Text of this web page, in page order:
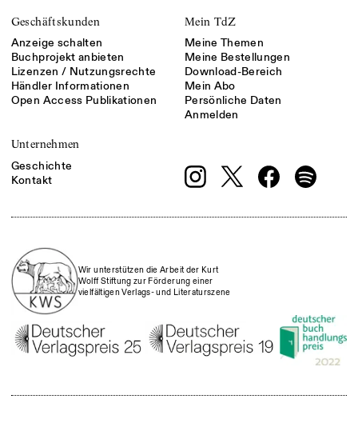
Geschäftskunden
Anzeige schalten
Buchprojekt anbieten
Lizenzen / Nutzungsrechte
Händler Informationen
Open Access Publikationen
Mein TdZ
Meine Themen
Meine Bestellungen
Download-Bereich
Mein Abo
Persönliche Daten
Anmelden
Unternehmen
Geschichte
Kontakt
Wir unterstützen die Arbeit der Kurt
Wolff Stiftung zur Förderung einer
vielfältigen Verlags- und Literaturszene